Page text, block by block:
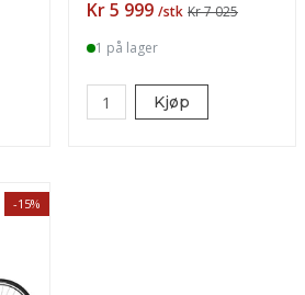
Pris
Kr 5 999 /stk Kr 7 025
1 på lager
Kjøp
-15%